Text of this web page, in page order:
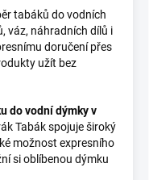
tabáků do vodních
váz, náhradních dílů i
doručení přes
užít bez
do vodní dýmky v
Tabák spojuje široký
možnost expresního
si oblíbenou dýmku